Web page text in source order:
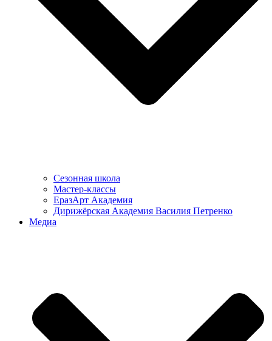
Сезонная школа
Мастер-классы
ЕразАрт Академия
Дирижёрская Академия Василия Петренко
Медиа